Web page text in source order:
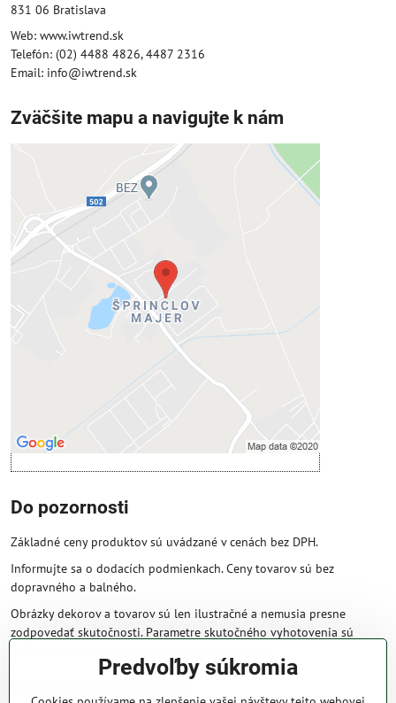
831 06 Bratislava
Web: www.iwtrend.sk
Telefón: (02) 4488 4826, 4487 2316
Email: info@iwtrend.sk
Zväčšite mapu a navigujte k nám
Externý obsah je blokovaný
Prajete si načítať externý obsah?
Povoliť tentokrát
Povoliť a zapamätať - súhlas s druhom
cookie: Funkčné
Otvoriť obsah v novom okne
Do pozornosti
Základné ceny produktov sú uvádzané v cenách bez DPH.
Informujte sa o dodacích podmienkach. Ceny tovarov sú bez
dopravného a balného.
Obrázky dekorov a tovarov sú len ilustračné a nemusia presne
zodpovedať skutočnosti. Parametre skutočného vyhotovenia sú
Obchodné podmienky
Predvoľby súkromia